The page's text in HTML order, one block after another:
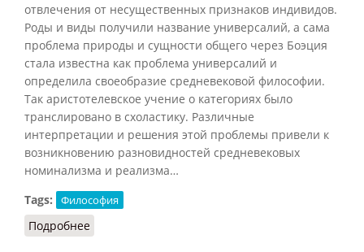
отвлечения от несущественных признаков индивидов.
Роды и виды получили название универсалий, а сама
проблема природы и сущности общего через Боэция
стала известна как проблема универсалий и
определила своеобразие средневековой философии.
Так аристотелевское учение о категориях было
транслировано в схоластику. Различные
интерпретации и решения этой проблемы привели к
возникновению разновидностей средневековых
номинализма и реализма…
Tags:
Философия
Подробнее